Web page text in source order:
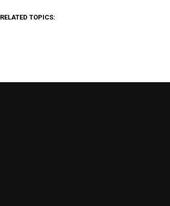
RELATED TOPICS: